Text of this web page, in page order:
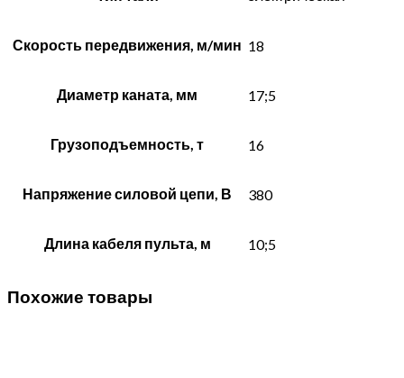
Скорость передвижения, м/мин 18
Диаметр каната, мм 17;5
Грузоподъемность, т 16
Напряжение силовой цепи, В 380
Длина кабеля пульта, м 10;5
Похожие товары